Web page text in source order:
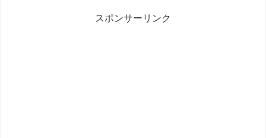
スポンサーリンク